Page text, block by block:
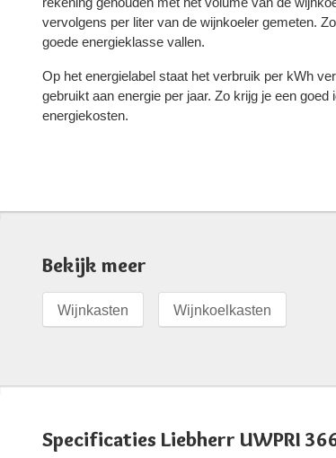
vervolgens per liter van de wijnkoeler gemeten.
goede energieklasse vallen.
Op het energielabel staat het verbruik per kWh
gebruikt aan energie per jaar. Zo krijg je een
energiekosten.
Bekijk meer
Wijnkasten Wijnkoelkasten
Specificaties Liebherr UWPRI